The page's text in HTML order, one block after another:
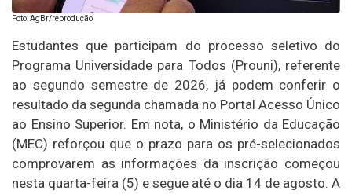
Foto: AgBr/reprodução
Estudantes que participam do processo seletivo do
Programa Universidade para Todos (Prouni), referente
ao segundo semestre de 2026, já podem conferir o
resultado da segunda chamada no Portal Acesso Único
ao Ensino Superior. Em nota, o Ministério da Educação
(MEC) reforçou que o prazo para os pré-selecionados
comprovarem as informações da inscrição começou
nesta quarta-feira (5) e segue até o dia 14 de agosto. A